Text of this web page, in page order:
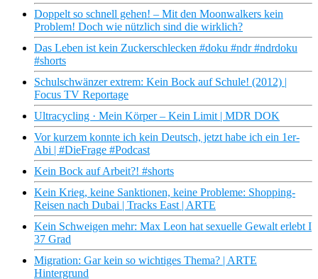
Doppelt so schnell gehen! – Mit den Moonwalkers kein
Problem! Doch wie nützlich sind die wirklich?
Das Leben ist kein Zuckerschlecken #doku #ndr #ndrdoku
#shorts
Schulschwänzer extrem: Kein Bock auf Schule! (2012) |
Focus TV Reportage
Ultracycling · Mein Körper – Kein Limit | MDR DOK
Vor kurzem konnte ich kein Deutsch, jetzt habe ich ein 1er-
Abi | #DieFrage #Podcast
Kein Bock auf Arbeit?! #shorts
Kein Krieg, keine Sanktionen, keine Probleme: Shopping-
Reisen nach Dubai | Tracks East | ARTE
Kein Schweigen mehr: Max Leon hat sexuelle Gewalt erlebt I
37 Grad
Migration: Gar kein so wichtiges Thema? | ARTE
Hintergrund